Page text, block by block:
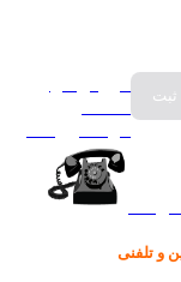
فروش انواع
و تلفنی